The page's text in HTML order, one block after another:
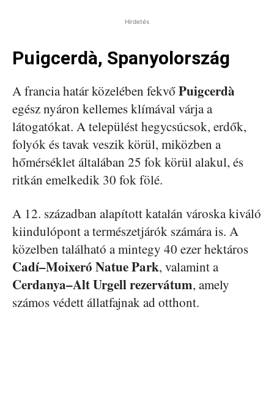
Hirdetés
Puigcerdà, Spanyolország
A francia határ közelében fekvőPuigcerdà
egész nyáron kellemes klímával várja a
látogatókat. A települést hegycsúcsok, erdők,
folyók és tavak veszik körül, miközben a
hőmérséklet általában 25 fok körül alakul, és
ritkán emelkedik 30 fok fölé.
A 12. században alapított katalán városka kiváló
kiindulópont a természetjárók számára is. A
közelben található a mintegy 40 ezer hektáros
Cadí–Moixeró Natue Park, valamint a
Cerdanya–Alt Urgellrezervátum, amely
számos védett állatfajnak ad otthont.